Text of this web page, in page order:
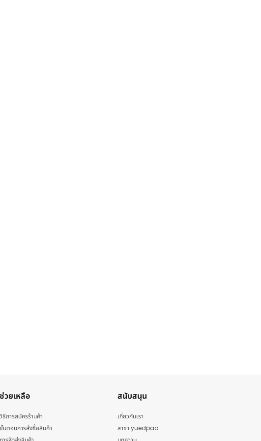
ช่วยเหลือ
วิธีการสมัครร้านค้า
ขั้นตอนการสั่งซื้อสินค้า
สนับสนุน
เกี่ยวกับเรา
สาขา yuedpao